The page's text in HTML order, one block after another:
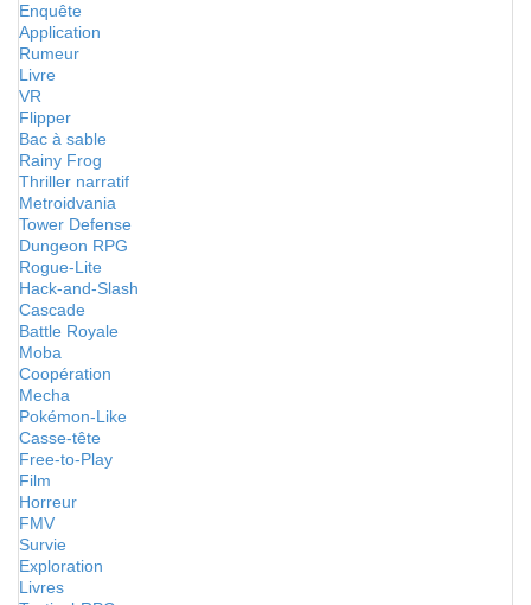
Enquête
Application
Rumeur
Livre
VR
Flipper
Bac à sable
Rainy Frog
Thriller narratif
Metroidvania
Tower Defense
Dungeon RPG
Rogue-Lite
Hack-and-Slash
Cascade
Battle Royale
Moba
Coopération
Mecha
Pokémon-Like
Casse-tête
Free-to-Play
Film
Horreur
FMV
Survie
Exploration
Livres